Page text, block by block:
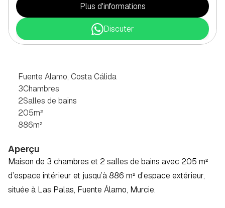
Plus d'informations
Discuter
Fuente Alamo, Costa Cálida
3Chambres
2Salles de bains
205m²
886m²
Aperçu
Maison de 3 chambres et 2 salles de bains avec 205 m²
d’espace intérieur et jusqu’à 886 m² d’espace extérieur,
située à Las Palas, Fuente Álamo, Murcie.